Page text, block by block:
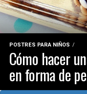
POSTRES PARA NIÑOS
Cómo hacer
en forma de